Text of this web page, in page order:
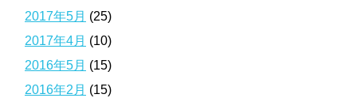
2017年5月 (25)
2017年4月 (10)
2016年5月 (15)
2016年2月 (15)